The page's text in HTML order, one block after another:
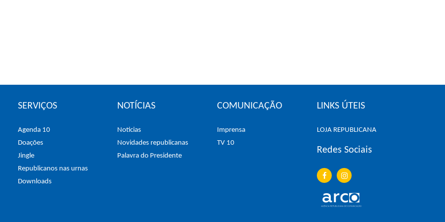
SERVIÇOS
Agenda 10
Doações
Jingle
Republicanos nas urnas
Downloads
NOTÍCIAS
Noticias
Novidades republicanas
Palavra do Presidente
COMUNICAÇÃO
Imprensa
TV 10
LINKS ÚTEIS
LOJA REPUBLICANA
Redes Sociais